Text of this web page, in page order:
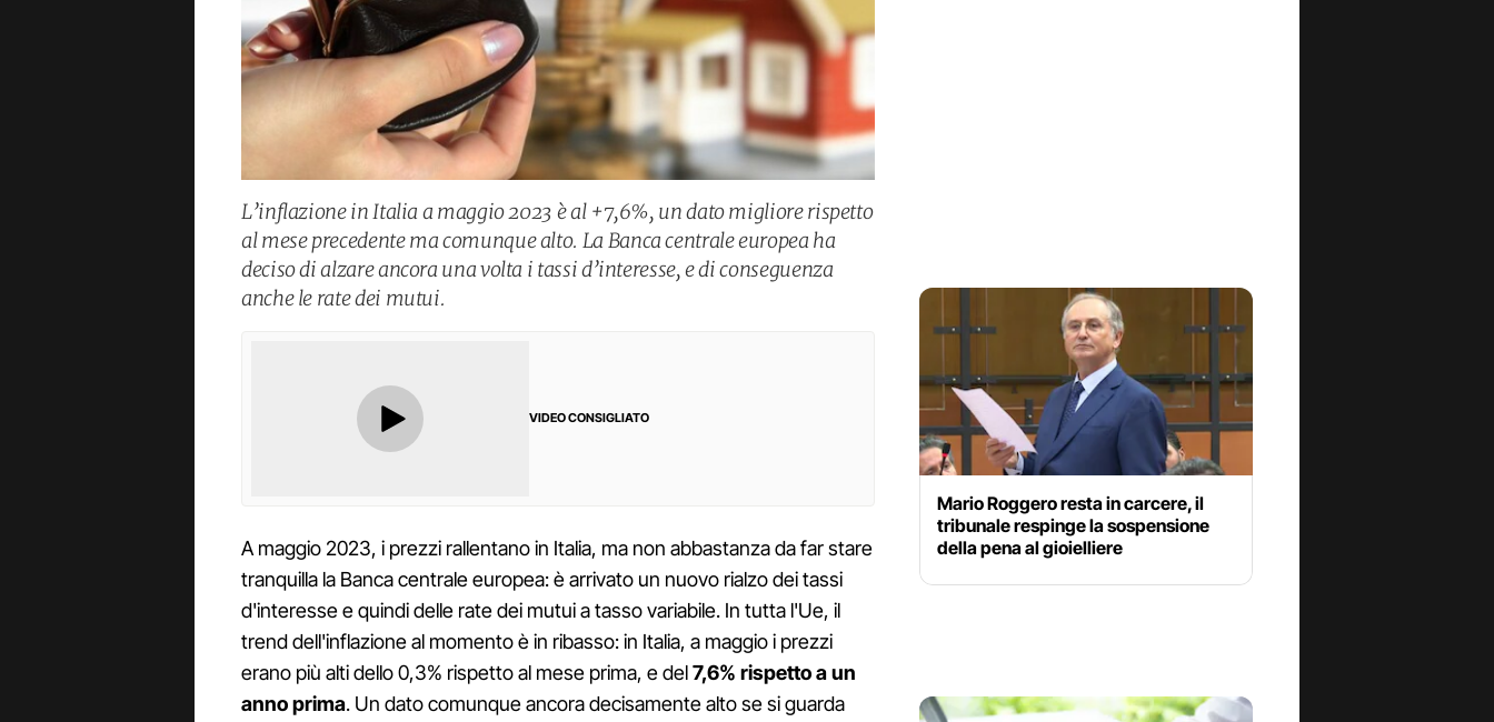
L’inflazione in Italia a maggio 2023 è al +7,6%, un dato migliore rispetto
al mese precedente ma comunque alto. La Banca centrale europea ha
deciso di alzare ancora una volta i tassi d’interesse, e di conseguenza
anche le rate dei mutui.
VIDEO CONSIGLIATO
A maggio 2023, i prezzi rallentano in Italia, ma non abbastanza da far stare
tranquilla la Banca centrale europea: è arrivato un nuovo rialzo dei tassi
d'interesse e quindi delle rate dei mutui a tasso variabile. In tutta l'Ue, il
trend dell'inflazione al momento è in ribasso: in Italia, a maggio i prezzi
erano più alti dello 0,3% rispetto al mese prima, e del7,6% rispetto a un
anno prima. Un dato comunque ancora decisamente alto se si guarda
Mario Roggero resta in carcere, il
tribunale respinge la sospensione
della pena al gioielliere